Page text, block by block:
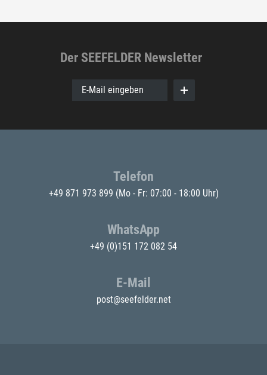
Der SEEFELDER Newsletter
E-Mail eingeben
Telefon
+49 871 973 899 (Mo - Fr: 07:00 - 18:00 Uhr)
WhatsApp
+49 (0)151 172 082 54
E-Mail
post@seefelder.net